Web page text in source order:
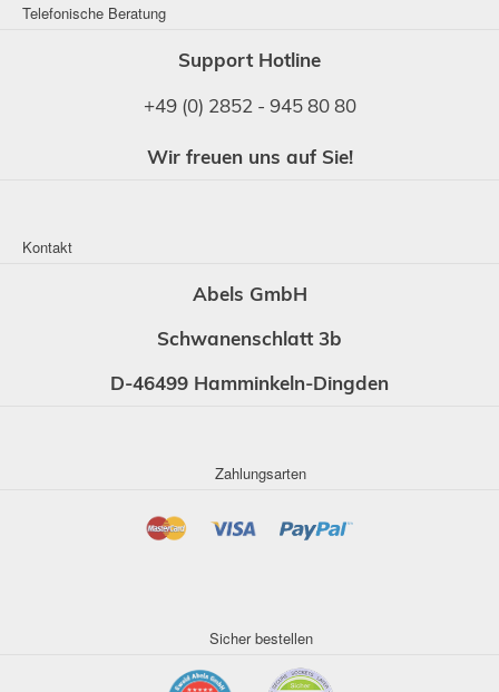
Telefonische Beratung
Support Hotline
+49 (0) 2852 - 945 80 80
Wir freuen uns auf Sie!
Kontakt
Abels GmbH
Schwanenschlatt 3b
D-46499 Hamminkeln-Dingden
Zahlungsarten
Sicher bestellen